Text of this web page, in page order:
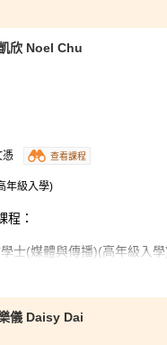
欣 Noel Chu
查看課程
年級入學)
程：
士(媒體與傳播)(高年級入學
管理學士(商業營運管理)(高
店業管理(榮譽)理學士學位(高
儀 Daisy Dai